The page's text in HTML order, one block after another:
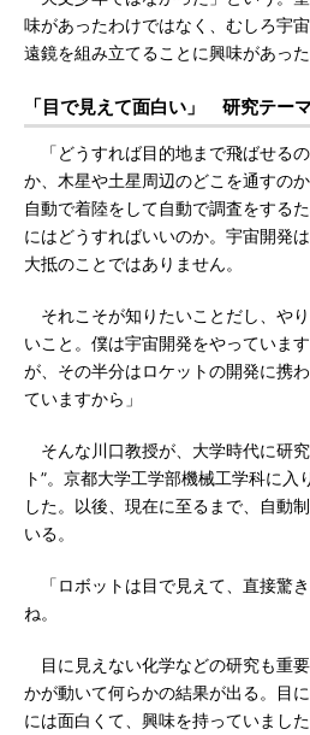
味があったわけではなく、むしろ宇
遠鏡を組み立てることに興味があった
「目で見えて面白い」 研究テー
「どうすれば目的地まで飛ばせるの
か、木星や土星周辺のどこを通すのか
自動で着陸をして自動で調査をする
にはどうすればいいのか。宇宙開発
大抵のことではありません。
それこそが知りたいことだし、や
いこと。僕は宇宙開発をやっています
が、その半分はロケットの開発に携
ていますから」
そんな川口教授が、大学時代に研
ト”。京都大学工学部機械工学科に
した。以後、現在に至るまで、自動
いる。
「ロボットは目で見えて、直接驚
ね。
目に見えない化学などの研究も重
かが動いて何らかの結果が出る。目
には面白くて、興味を持っていました